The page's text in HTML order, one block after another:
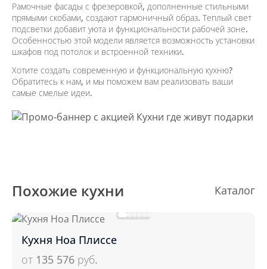
Рамочные фасады с фрезеровкой, дополненные стильными
прямыми скобами, создают гармоничный образ. Теплый свет
подсветки добавит уюта и функциональности рабочей зоне.
Особенностью этой модели является возможность установки
шкафов под потолок и встроенной техники.
Хотите создать современную и функциональную кухню?
Обратитесь к нам, и мы поможем вам реализовать ваши
самые смелые идеи.
Похожие кухни Каталог
Кухня Ноа Плиссе
от 135 576 руб.